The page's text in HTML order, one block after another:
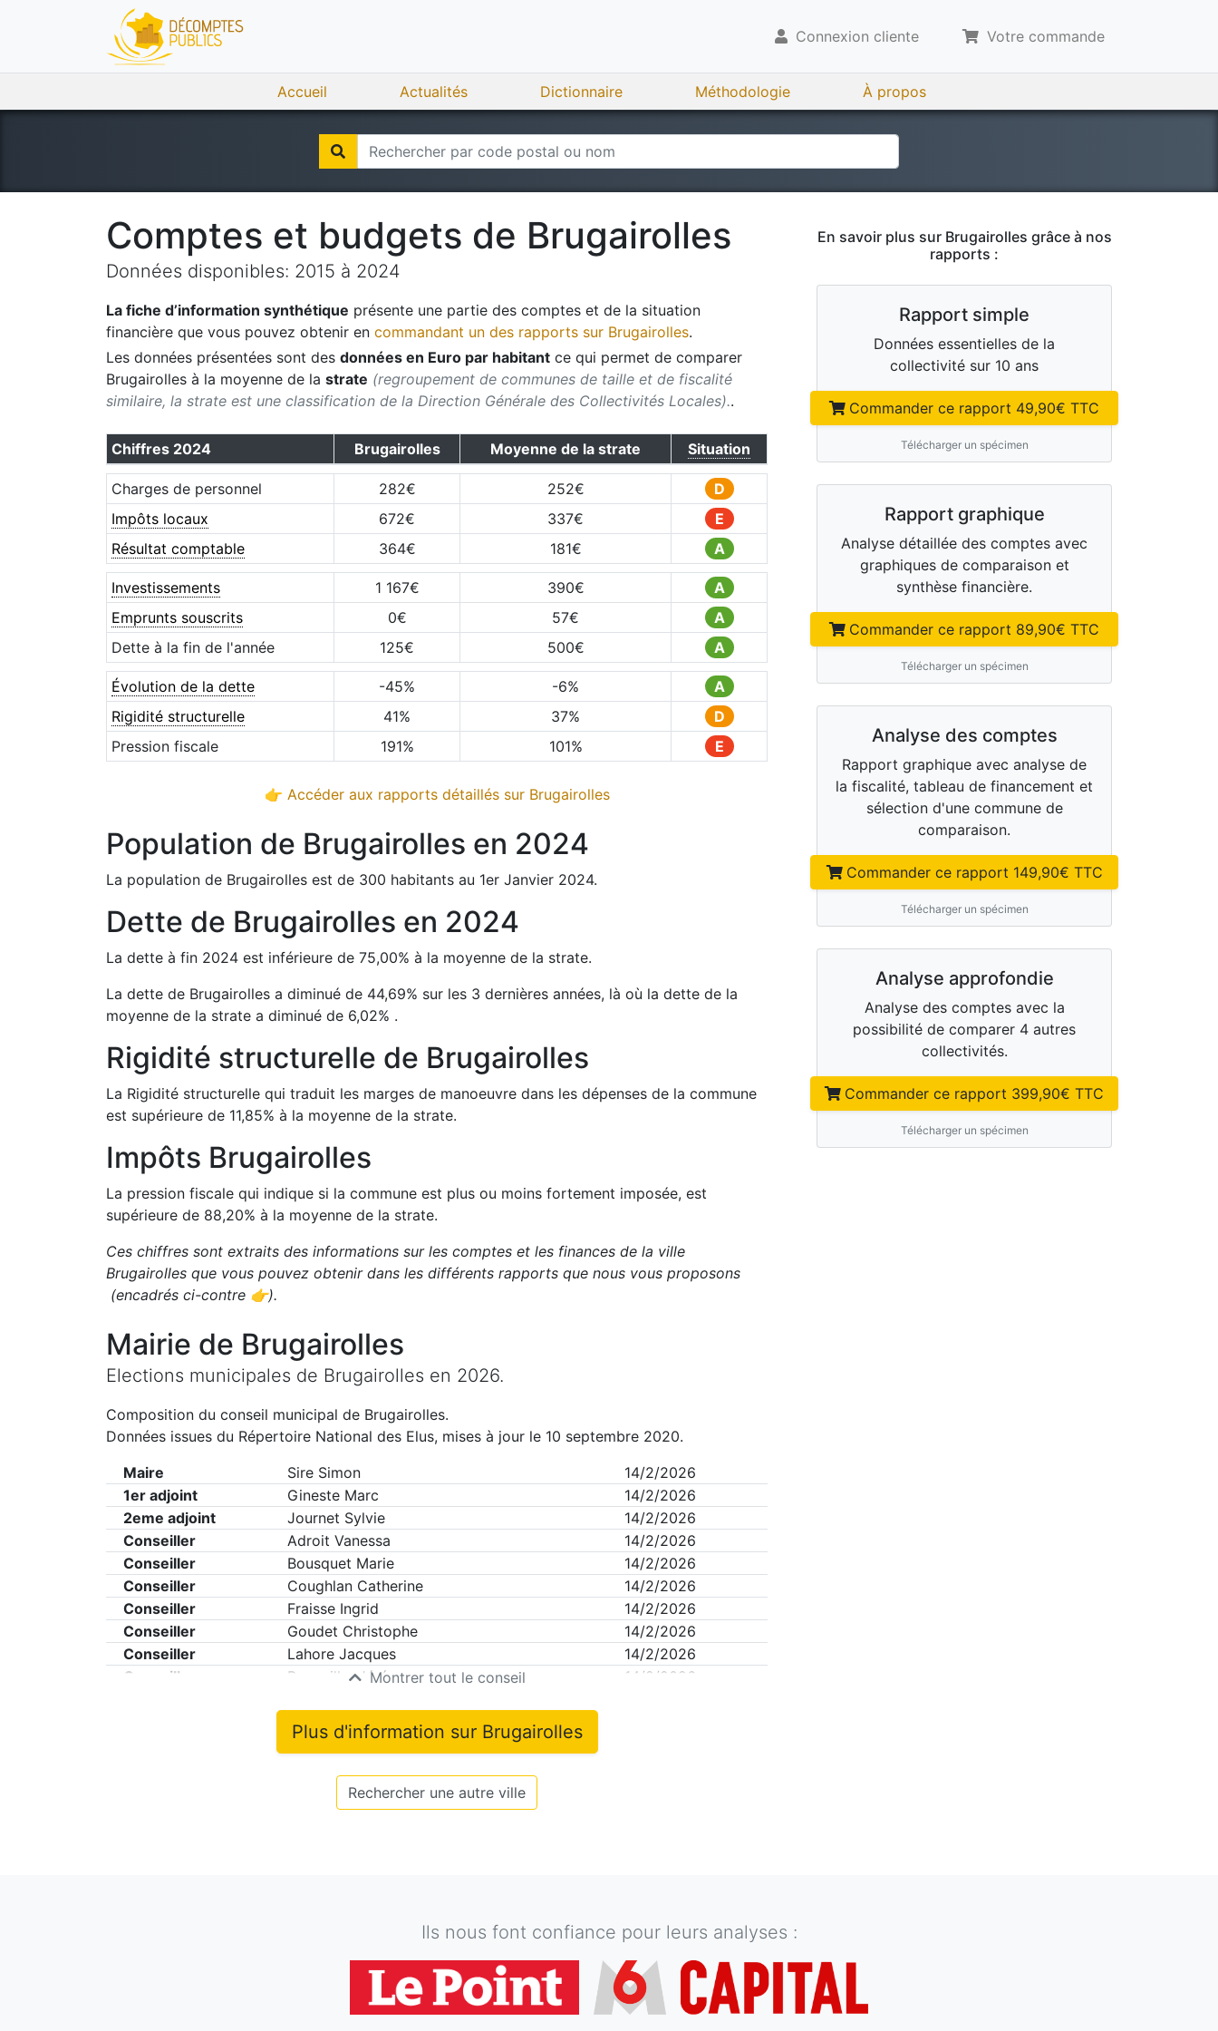
Connexion cliente Votre commande
Accueil Actualités Dictionnaire Méthodologie À propos
Comptes et budgets de Brugairolles
Données disponibles: 2015 à 2024
La fiche d’information synthétique présente une partie des comptes et de la situation
financière que vous pouvez obtenir en commandant un des rapports sur Brugairolles.
Les données présentées sont des données en Euro par habitant ce qui permet de comparer
Brugairolles à la moyenne de la strate (regroupement de communes de taille et de fiscalité
similaire, la strate est une classification de la Direction Générale des Collectivités Locales)..
Chiffres 2024 Brugairolles Moyenne de la strate Situation
Charges de personnel 282€ 252€
D
Impôts locaux
672€ 337€
E
Résultat comptable
364€ 181€ A
Investissements 1 167€ 390€
A
Emprunts souscrits
0€ 57€
A
Dette à la fin de l'année
125€ 500€ A
Évolution de la dette -45% -6%
A
Rigidité structurelle
41% 37%
D
Pression fiscale
191% 101% E
👉 Accéder aux rapports détaillés sur Brugairolles
Population de Brugairolles en 2024
La population de Brugairolles est de 300 habitants au 1er Janvier 2024.
Dette de Brugairolles en 2024
La dette à fin 2024 est inférieure de 75,00% à la moyenne de la strate.
La dette de Brugairolles a diminué de 44,69% sur les 3 dernières années, là où la dette de la
moyenne de la strate a diminué de 6,02% .
Rigidité structurelle de Brugairolles
La Rigidité structurelle qui traduit les marges de manoeuvre dans les dépenses de la commune
est supérieure de 11,85% à la moyenne de la strate.
Impôts Brugairolles
La pression fiscale qui indique si la commune est plus ou moins fortement imposée, est
supérieure de 88,20% à la moyenne de la strate.
Ces chiffres sont extraits des informations sur les comptes et les finances de la ville
Brugairolles que vous pouvez obtenir dans les différents rapports que nous vous proposons
(encadrés ci-contre 👉).
Mairie de Brugairolles
Elections municipales de Brugairolles en 2026.
Composition du conseil municipal de Brugairolles.
Données issues du Répertoire National des Elus, mises à jour le 10 septembre 2020.
Maire
Sire Simon
14/2/2026
1er adjoint
Gineste Marc
14/2/2026
2eme adjoint
Journet Sylvie
14/2/2026
Conseiller
Adroit Vanessa
14/2/2026
Conseiller
Bousquet Marie
14/2/2026
Conseiller
Coughlan Catherine
14/2/2026
Conseiller
Fraisse Ingrid
14/2/2026
Conseiller
Goudet Christophe
14/2/2026
Conseiller
Lahore Jacques
14/2/2026
Conseiller
Panouilhe Jérémy 14/2/2026
Montrer tout le conseil
Plus d'information sur Brugairolles
Rechercher une autre ville
En savoir plus sur Brugairolles grâce à nos
rapports :
Rapport simple
Données essentielles de la
collectivité sur 10 ans
Commander ce rapport 49,90€ TTC
Télécharger un spécimen
Rapport graphique
Analyse détaillée des comptes avec
graphiques de comparaison et
synthèse financière.
Commander ce rapport 89,90€ TTC
Télécharger un spécimen
Analyse des comptes
Rapport graphique avec analyse de
la fiscalité, tableau de financement et
sélection d'une commune de
comparaison.
Commander ce rapport 149,90€ TTC
Télécharger un spécimen
Analyse approfondie
Analyse des comptes avec la
possibilité de comparer 4 autres
collectivités.
Commander ce rapport 399,90€ TTC
Télécharger un spécimen
Ils nous font confiance pour leurs analyses :